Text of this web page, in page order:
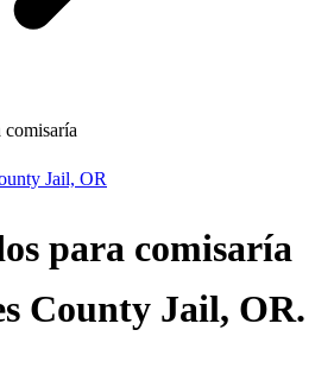
Jail, OR
para comisaría
County Jail, OR.